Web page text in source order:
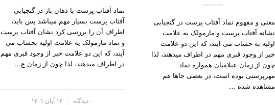
معنی و مفهوم نماد آفتاب پرست در گنجیابی
نشانه آفتاب پرست و مارمولک یه علامت
اولیه به حساب می آیند، که این دو علامت
خبر از وجود قبری مهم در اطراف میدهند، لذا
چون از زمان عیلامیان همواره نماد
مهرپرستی بوده است، در بعضی جاها هم
مشاهده شده …
نماد آفتاب پرست با دهان باز در گنجیابی
آفتاب پرست بسیار مهم میباشد پس باید،
اطراف آن را بررسی کرد نشان آفتاب پرست
و نماد مارمولک یه علامت اولیه بحساب می
آیند، که این دو علامت خبر از وجود قبری مهم
در اطراف میدهند، لذا چون از زمان ع…
۰ دیدگاه ۱۴ آبان ۱۴۰۱